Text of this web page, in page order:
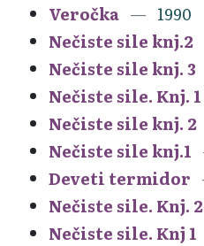
Veročka
1990
Nečiste sile knj.2
Nečiste sile knj. 3
Nečiste sile. Knj. 1
Nečiste sile knj. 2
Nečiste sile knj.1
Deveti termidor
Nečiste sile. Knj. 2
Nečiste sile. Knj 1